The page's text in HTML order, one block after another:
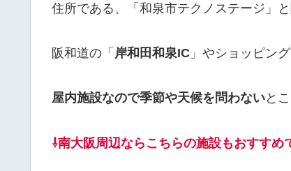
住所である、「和泉市テクノステージ」
阪和道の「 岸和田和泉IC 」やショッピン
屋内施設なので季節や天候を問わないと
⇩南大阪周辺ならこちらの施設もおすすめ